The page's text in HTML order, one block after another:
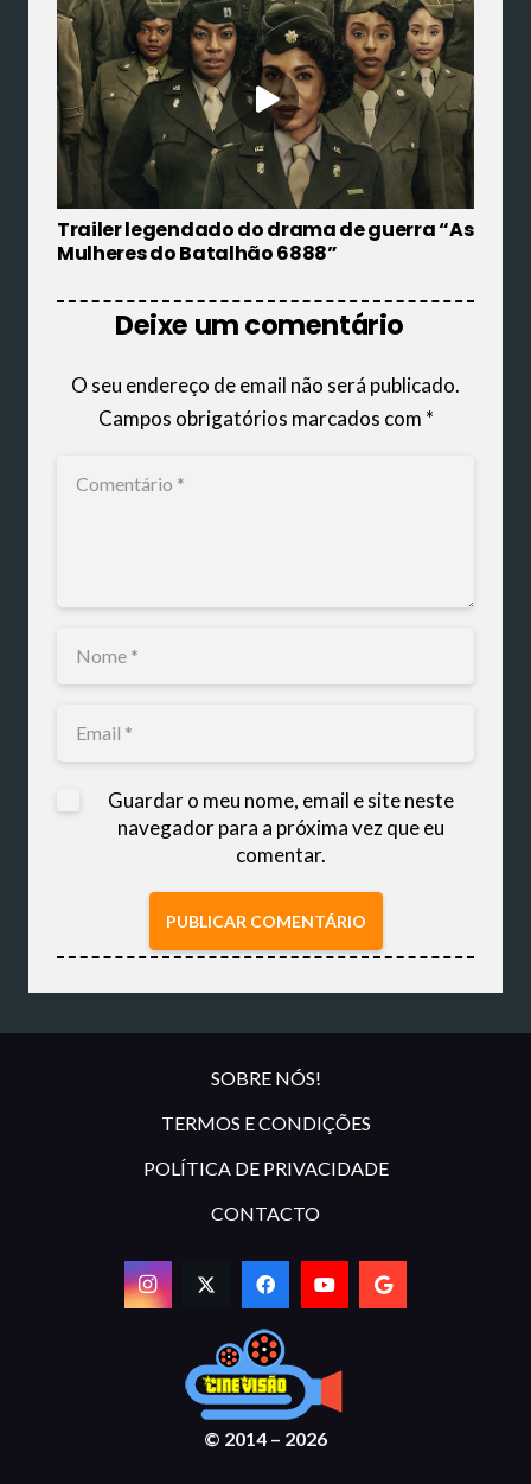
Trailer legendado do drama de guerra “As
Mulheres do Batalhão 6888”
Deixe um comentário
O seu endereço de email não será publicado.
Campos obrigatórios marcados com *
Guardar o meu nome, email e site neste
navegador para a próxima vez que eu
comentar.
PUBLICAR COMENTÁRIO
SOBRE NÓS!
TERMOS E CONDIÇÕES
POLÍTICA DE PRIVACIDADE
CONTACTO
© 2014 – 2026